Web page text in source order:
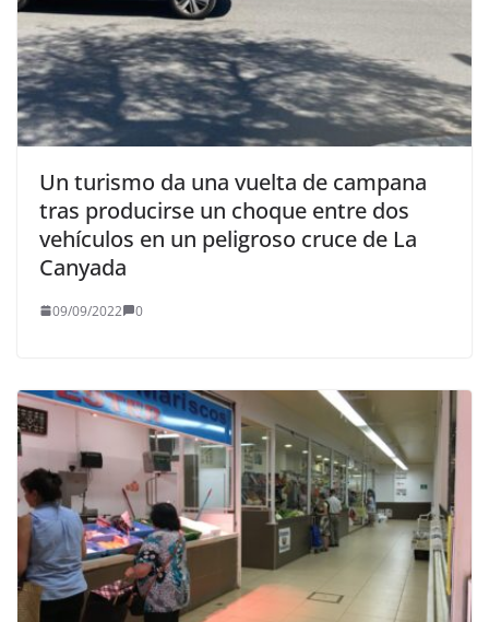
Un turismo da una vuelta de campana
tras producirse un choque entre dos
vehículos en un peligroso cruce de La
Canyada
09/09/2022 0